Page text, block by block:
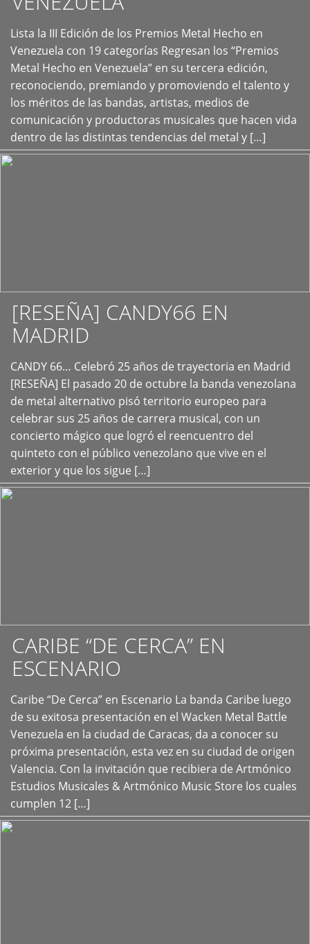
Lista la III Edición de los Premios Metal Hecho en
Venezuela con 19 categorías Regresan los “Premios
Metal Hecho en Venezuela” en su tercera edición,
reconociendo, premiando y promoviendo el talento y
los méritos de las bandas, artistas, medios de
comunicación y productoras musicales que hacen vida
dentro de las distintas tendencias del metal y […]
+
[RESEÑA] CANDY66 EN
MADRID
CANDY 66… Celebró 25 años de trayectoria en Madrid
[RESEÑA] El pasado 20 de octubre la banda venezolana
de metal alternativo pisó territorio europeo para
celebrar sus 25 años de carrera musical, con un
concierto mágico que logró el reencuentro del
quinteto con el público venezolano que vive en el
exterior y que los sigue […]
+
CARIBE “DE CERCA” EN
ESCENARIO
Caribe “De Cerca” en Escenario La banda Caribe luego
de su exitosa presentación en el Wacken Metal Battle
Venezuela en la ciudad de Caracas, da a conocer su
próxima presentación, esta vez en su ciudad de origen
Valencia. Con la invitación que recibiera de Artmónico
Estudios Musicales & Artmónico Music Store los cuales
cumplen 12 […]
+